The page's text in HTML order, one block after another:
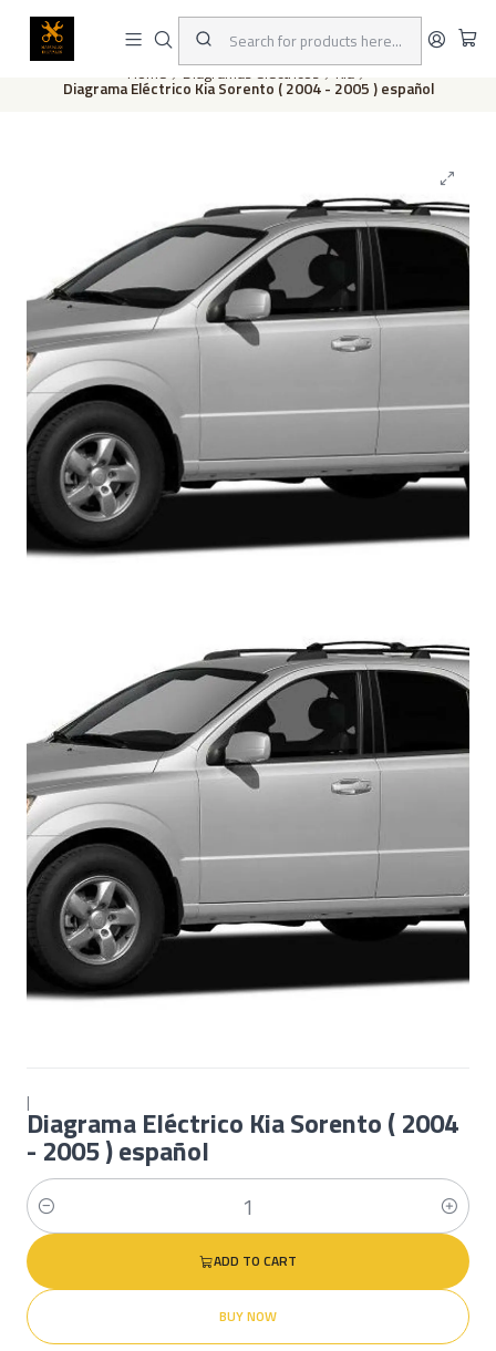
This is the slide text
Home Diagramas eléctricos Kia
Diagrama Eléctrico Kia Sorento ( 2004 - 2005 ) español
|
Diagrama Eléctrico Kia Sorento ( 2004
- 2005 ) español
Quantity
ADD TO CART
BUY NOW